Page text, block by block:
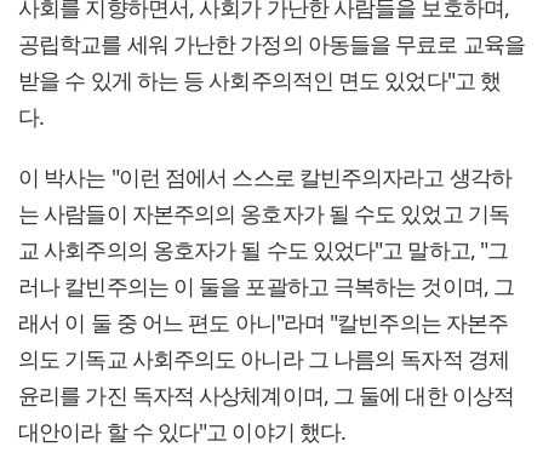
사회를 지향하면서, 사회가 가난한 사람들을 보호하며,
공립학교를 세워 가난한 가정의 아동들을 무료로 교육을
받을 수 있게 하는 등 사회주의적인 면도 있었다"고 했
다.
이 박사는 "이런 점에서 스스로 칼빈주의자라고 생각하
는 사람들이 자본주의의 옹호자가 될 수도 있었고 기독
교 사회주의의 옹호자가 될 수도 있었다"고 말하고, "그
러나 칼빈주의는 이 둘을 포괄하고 극복하는 것이며, 그
래서 이 둘 중 어느 편도 아니"라며 "칼빈주의는 자본주
의도 기독교 사회주의도 아니라 그 나름의 독자적 경제
윤리를 가진 독자적 사상체계이며, 그 둘에 대한 이상적
대안이라 할 수 있다"고 이야기 했다.